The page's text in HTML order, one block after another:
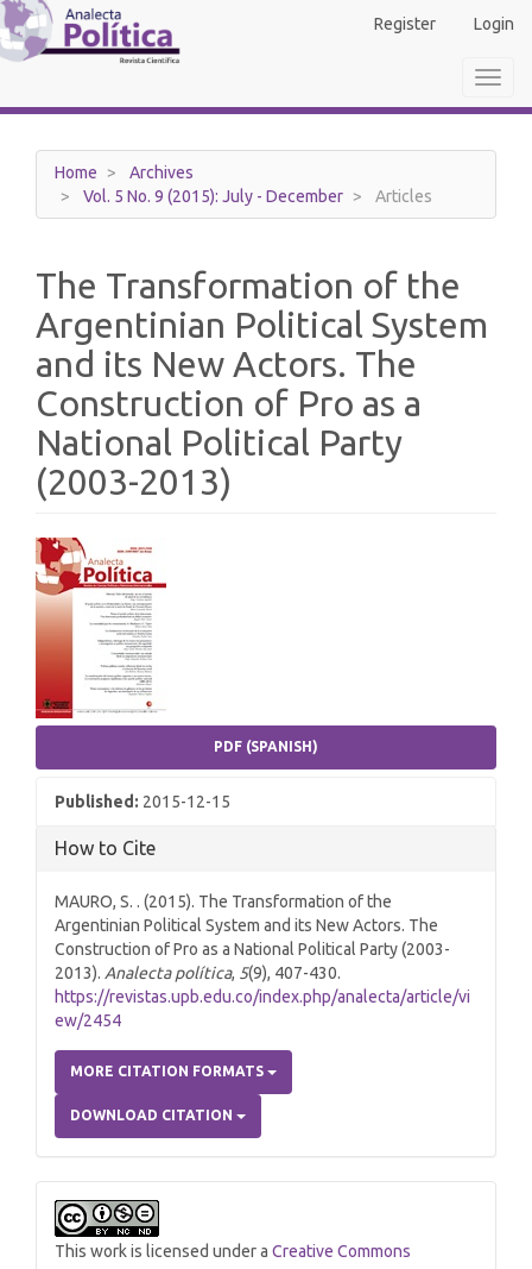
Main
Navigation
Main
Sidebar
Register Login
Home
Archives
Vol. 5 No. 9 (2015): July - December
Articles
The Transformation of the
Argentinian Political System
and its New Actors. The
Construction of Pro as a
National Political Party
(2003-2013)
Article
Sidebar
PDF (SPANISH)
Published: 2015-12-15
How to Cite
MAURO, S. . (2015). The Transformation of the
Argentinian Political System and its New Actors. The
Construction of Pro as a National Political Party (2003-
2013). Analecta política, 5(9), 407-430.
https://revistas.upb.edu.co/index.php/analecta/article/vi
ew/2454
MORE CITATION FORMATS
DOWNLOAD CITATION
This work is licensed under a Creative Commons